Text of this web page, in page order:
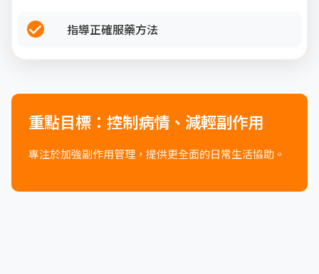
指導正確服藥方法
重點目標：控制病情、減輕副作用
專注於加強副作用管理，提供更全面的日常生活協助。